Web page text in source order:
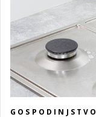
GOSPODINJSTVO